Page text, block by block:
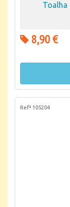
Toalha
8,90 €
Refª 105204